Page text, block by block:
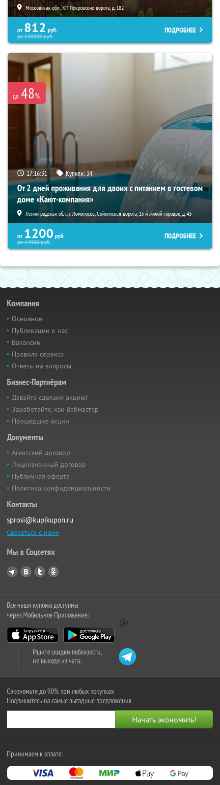
Московская обл., КП Покровские ворота, д. 182
от 812 руб.
до140800руб.
ПОДРОБНЕЕ
до 48%
17:16:30 Купили:34
От 2 дней проживания для двоих с питанием в гостевом
доме «Кают-компания»
Ленинградская обл., г. Ломоносов, Сойкинская дорога, 15-й жилой городок, д. 43
от 1200 руб.
до14900руб.
ПОДРОБНЕЕ
Компания
Основное
Публикации о нас
Вакансии
Правила сервиса
Ответы на вопросы
Бизнес-Партнёрам
Давайте сделаем акцию!
Заработайте, как Вебмастер
Прошедшие акции
Документы
Агентский договор
Лицензионный договор
Публичная оферта
Политика конфиденциальности
Контакты
sprosi@kupikupon.ru
Связаться с нами
Мы в Соцсетях
Все наши купоны доступны
через Мобильное Приложение:
Ищите скидки поблизости,
не выходя из чата:
Сэкономьте до 90% при любых покупках
Подпишитесь на самые выгодные предложения
Принимаем к оплате: